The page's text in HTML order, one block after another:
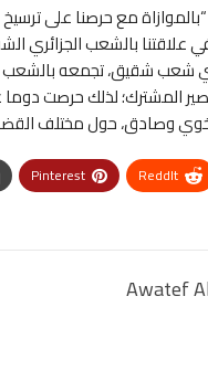
مع حرصنا على ترسیخ
علاقتنا بالشعب
شقيق، تجمعه بالشعب
المشترك؛ لذلك حرصت
وصادق، حول مختلف
ReddIt
Pinterest
Awatef